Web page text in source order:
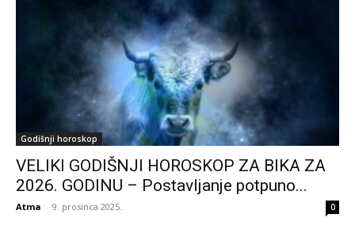
Godišnji horoskop
VELIKI GODIŠNJI HOROSKOP ZA BIKA ZA
2026. GODINU – Postavljanje potpuno...
Atma - 9. prosinca 2025. 0